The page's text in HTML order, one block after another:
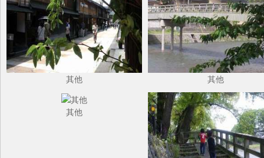
其他 其他
其他